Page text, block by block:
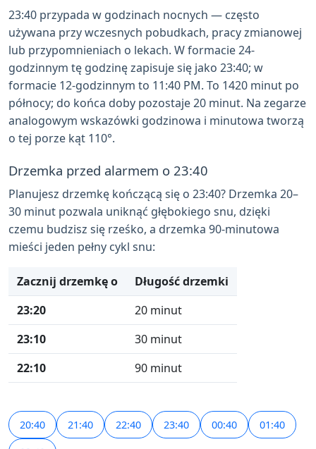
23:40 przypada w godzinach nocnych — często
używana przy wczesnych pobudkach, pracy zmianowej
lub przypomnieniach o lekach. W formacie 24-
godzinnym tę godzinę zapisuje się jako 23:40; w
formacie 12-godzinnym to 11:40 PM. To 1420 minut po
północy; do końca doby pozostaje 20 minut. Na zegarze
analogowym wskazówki godzinowa i minutowa tworzą
o tej porze kąt 110°.
Drzemka przed alarmem o 23:40
Planujesz drzemkę kończącą się o 23:40? Drzemka 20–
30 minut pozwala uniknąć głębokiego snu, dzięki
czemu budzisz się rześko, a drzemka 90-minutowa
mieści jeden pełny cykl snu:
Zacznij drzemkę o
Długość drzemki
23:20
20 minut
23:10
30 minut
22:10
90 minut
20:40 21:40 22:40 23:40 00:40 01:40